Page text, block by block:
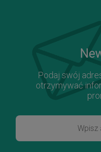
Podaj swój
otrzymywać